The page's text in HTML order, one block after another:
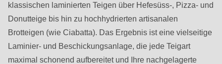
klassischen laminierten Teigen über Hefesüss-, Pizza- und
Donutteige bis hin zu hochhydrierten artisanalen
Brotteigen (wie Ciabatta). Das Ergebnis ist eine vielseitige
Laminier- und Beschickungsanlage, die jede Teigart
maximal schonend aufbereitet und Ihre nachgelagerte